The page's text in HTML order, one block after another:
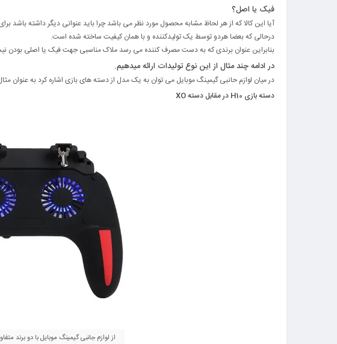
فیک یا اصل؟
آیا این کالا که از هر لحاظ مشابه محصول مورد نظر می باشد چرا باید عنوانی دیگر داشته باشد
درحالی که بعضا هردو توسط یک تولیدکننده و با همان کیفیت ساخته شده است.
بنابراین عنوان برندی که به دست مصرف کننده می رسد ملاک مناسبی جهت فیک یا اصلی بودن
در ادامه چند مثال از این نوع تولیدات ارائه میدهیم.
در میان لوازم حانبی گیمینگ موبایل می توان به یک مدل از دسته های بازی اشاره کرد به عنوان
دسته بازی H10 در مقابل دسته XO
از لوازم جانبی گیمینگ موبایل با دو برند